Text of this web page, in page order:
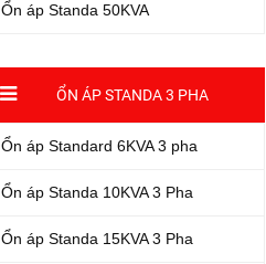
Ổn áp Standa 50KVA
ỔN ÁP STANDA 3 PHA
Ổn áp Standard 6KVA 3 pha
Ổn áp Standa 10KVA 3 Pha
Ổn áp Standa 15KVA 3 Pha